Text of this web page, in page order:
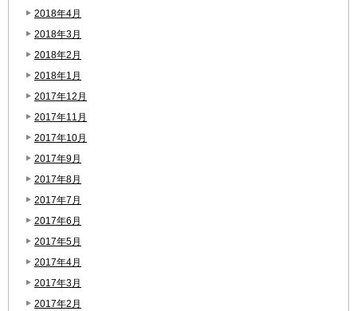
2018年4月
2018年3月
2018年2月
2018年1月
2017年12月
2017年11月
2017年10月
2017年9月
2017年8月
2017年7月
2017年6月
2017年5月
2017年4月
2017年3月
2017年2月